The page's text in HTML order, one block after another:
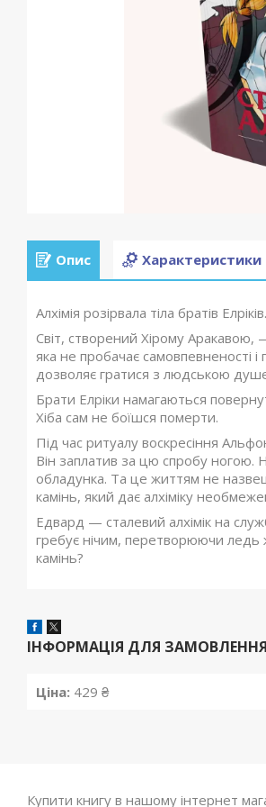
Опис Характеристики
Алхімія розірвала тіла братів
Світ, створений Хірому Аракавою,
яка не пробачає самовпевненості
дозволяє гратися з людською
Брати Елріки намагаються
Хіба сам не боїшся померти.
Під час ритуалу воскресіння
Він заплатив за цю спробу ногою.
обладунка. Та це життям не
камінь, який дає алхіміку
Едвард — сталевий алхімік на
гребує нічим, перетворюючи
камінь?
ІНФОРМАЦІЯ ДЛЯ ЗАМОВЛЕННЯ
Ціна: 429 ₴
Купити книгу в нашому інтернет